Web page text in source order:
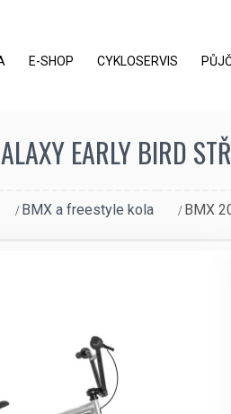
E-SHOP CYKLOSERVIS
EARLY BIRD
BMX a freestyle kola BMX